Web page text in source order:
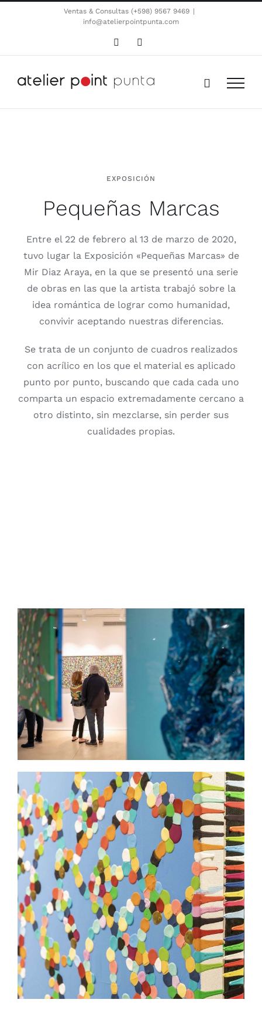
Ventas & Consultas (+598) 9567 9469 |
info@atelierpointpunta.com
WhatsApp
EXPOSICIÓN
Pequeñas Marcas
Entre el 22 de febrero al 13 de marzo de 2020,
tuvo lugar la Exposición «Pequeñas Marcas» de
Mir Diaz Araya, en la que se presentó una serie
de obras en las que la artista trabajó sobre la
idea romántica de lograr como humanidad,
convivir aceptando nuestras diferencias.
Se trata de un conjunto de cuadros realizados
con acrílico en los que el material es aplicado
punto por punto, buscando que cada cada uno
comparta un espacio extremadamente cercano a
otro distinto, sin mezclarse, sin perder sus
cualidades propias.